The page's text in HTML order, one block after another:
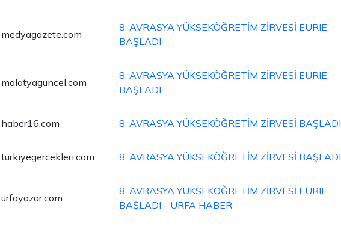
medyagazete.com
8. AVRASYA YÜKSEKÖĞRETİM ZİRVESİ EURIE
BAŞLADI
malatyaguncel.com
8. AVRASYA YÜKSEKÖĞRETİM ZİRVESİ EURIE
BAŞLADI
haber16.com 8. AVRASYA YÜKSEKÖĞRETİM ZİRVESİ BAŞLADI
turkiyegercekleri.com 8. AVRASYA YÜKSEKÖĞRETİM ZİRVESİ BAŞLADI
urfayazar.com
8. AVRASYA YÜKSEKÖĞRETİM ZİRVESİ EURIE
BAŞLADI - URFA HABER